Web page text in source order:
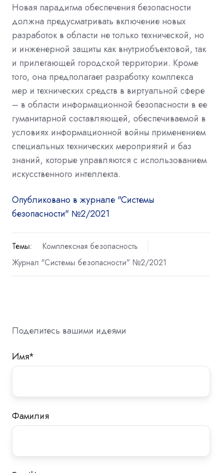
Новая парадигма обеспечения безопасности
должна предусматривать включение новых
разработок в области не только технической, но
и инженерной защиты как внутриобъектовой, так
и прилегающей городской территории. Кроме
того, она предполагает разработку комплекса
мер и технических средств в виртуальной сфере
– в области информационной безопасности в ее
гуманитарной составляющей, обеспечиваемой в
условиях информационной войны применением
специальных технических мероприятий и баз
знаний, которые управляются с использованием
искусственного интеллекта.
Опубликовано в журнале "Системы
безопасности" №2/2021
Темы:
Комплексная безопасность
Журнал "Системы безопасности" №2/2021
Поделитесь вашими идеями
Имя*
Фамилия